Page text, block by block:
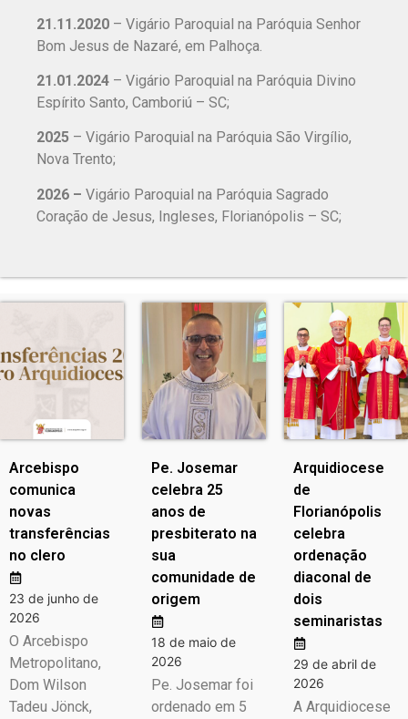
21.11.2020 – Vigário Paroquial na Paróquia Senhor
Bom Jesus de Nazaré, em Palhoça.
21.01.2024 – Vigário Paroquial na Paróquia Divino
Espírito Santo, Camboriú – SC;
2025 – Vigário Paroquial na Paróquia São Virgílio,
Nova Trento;
2026 – Vigário Paroquial na Paróquia Sagrado
Coração de Jesus, Ingleses, Florianópolis – SC;
Arcebispo
comunica
novas
transferências
no clero
23 de junho de
2026
O Arcebispo
Metropolitano,
Dom Wilson
Tadeu Jönck,
Pe. Josemar
celebra 25
anos de
presbiterato na
sua
comunidade de
origem
18 de maio de
2026
Pe. Josemar foi
ordenado em 5
Arquidiocese
de
Florianópolis
celebra
ordenação
diaconal de
dois
seminaristas
29 de abril de
2026
A Arquidiocese